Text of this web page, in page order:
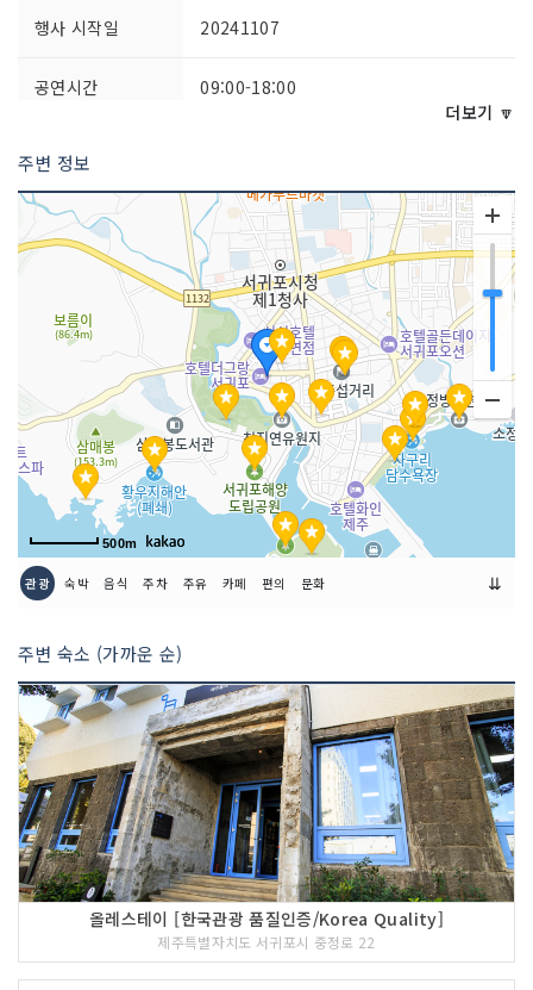
행사 시작일 20241107
공연시간 09:00-18:00
주최자 연락처 064-762-2190
주관사 정보 (사)제주올레
주관사 연락처 064-762-2190
사전 접수: 개인 30,000원/인
(20인 이상 단체, 청소년 이하(만 19세),
장애인, 국가유공자 할인 25,000원/인)
현장 접수: 개인 35,000/인
(20인 이상 단체, 청소년 이하(만 19세),
장애인, 국가유공자 할인 30,000원/인)
더보기 🔽
주변 정보
500m
관광 숙박 음식 주차 주유 카페 편의 문화 ⇊
주변 숙소 (가까운 순)
올레스테이 [한국관광 품질인증/Korea Quality]
제주특별자치도 서귀포시 중정로 22